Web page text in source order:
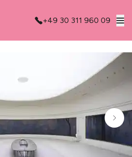
+49 30 311 960 09